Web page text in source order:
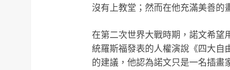
沒有上教堂；然而在他充滿美善的
在第二次世界大戰時期，諾文希望
統羅斯福發表的人權演說《四大自
的建議，他認為諾文只是一名插畫